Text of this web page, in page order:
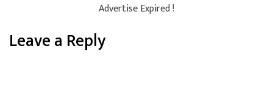
Advertise Expired !
Leave a Reply